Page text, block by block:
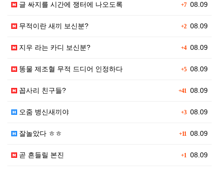
+708.09
글 싸지를 시간에 쟁터에 나오도록
+208.09
무적이란 새끼 보신분?
+408.09
지우 라는 카디 보신분?
+508.09
똥물 제조혈 무적 드디어 인정하다
+41 08.09
꼽사리 친구들?
+308.09
오줌 병신새끼야
+11 08.09
잘놀았다 ㅎㅎ
+1 08.09
곧 흔들릴 본진